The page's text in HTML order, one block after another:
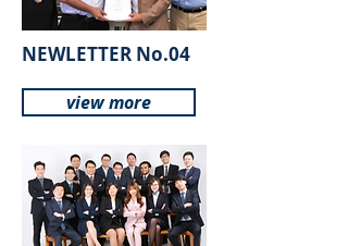
NEWLETTER No.04
view more